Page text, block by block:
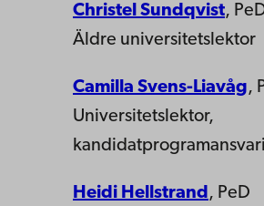
Christel Sundqvist,
Äldre universitetslektor
Camilla Svens-Liavåg,
Universitetslektor,
Heidi Hellstrand, PeD